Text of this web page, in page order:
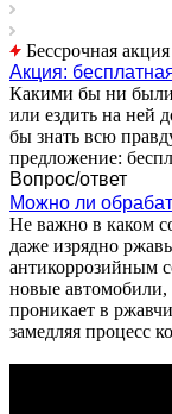
Бессрочная акция
Акция:
Какими бы ни
или ездить на ней
бы знать всю
предложение:
Вопрос/ответ
Можно ли
Не важно в каком
даже изрядно
антикоррозийным
новые
проникает в
замедляя процесс